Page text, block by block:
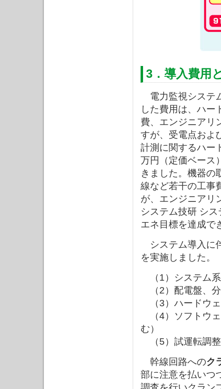
3．導入費用
電力監視システ
した費用は、ハー
費、エンジニアリ
すが、受電点およ
計測に関するハー
万円（定価ベース
きました。機器の
線など若干の工事
が、エンジニアリ
システム技研 シ
エネ目標を達成で
システム導入に
を実施しました。
（1）システム
（2）配電盤、
（3）ハードウ
（4）ソフトウ
む）
（5）試運転調整
幹線回路へのク
部に注意を払いつ